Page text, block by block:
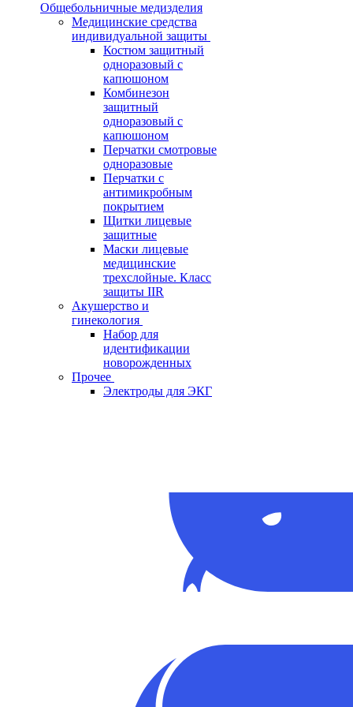
Общебольничные медизделия
Медицинские средства
индивидуальной защиты
Костюм защитный
одноразовый с
капюшоном
Комбинезон
защитный
одноразовый с
капюшоном
Перчатки смотровые
одноразовые
Перчатки с
антимикробным
покрытием
Щитки лицевые
защитные
Маски лицевые
медицинские
трехслойные. Класс
защиты IIR
Акушерство и
гинекология
Набор для
идентификации
новорожденных
Прочее
Электроды для ЭКГ